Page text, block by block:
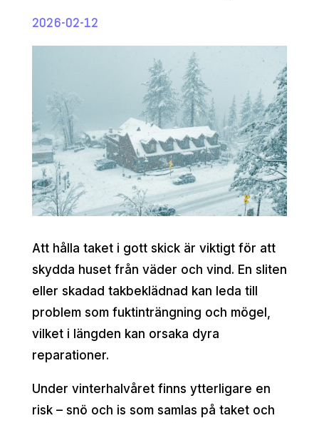
2026-02-12
Att hålla taket i gott skick är viktigt för att
skydda huset från väder och vind. En sliten
eller skadad takbeklädnad kan leda till
problem som fuktinträngning och mögel,
vilket i längden kan orsaka dyra
reparationer.
Under vinterhalvåret finns ytterligare en
risk – snö och is som samlas på taket och